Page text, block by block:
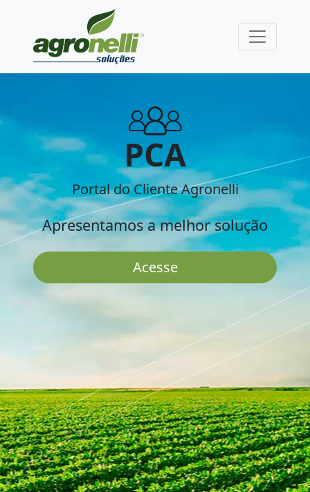
PCA
Portal do Cliente Agronelli
Apresentamos a melhor solução
Acesse